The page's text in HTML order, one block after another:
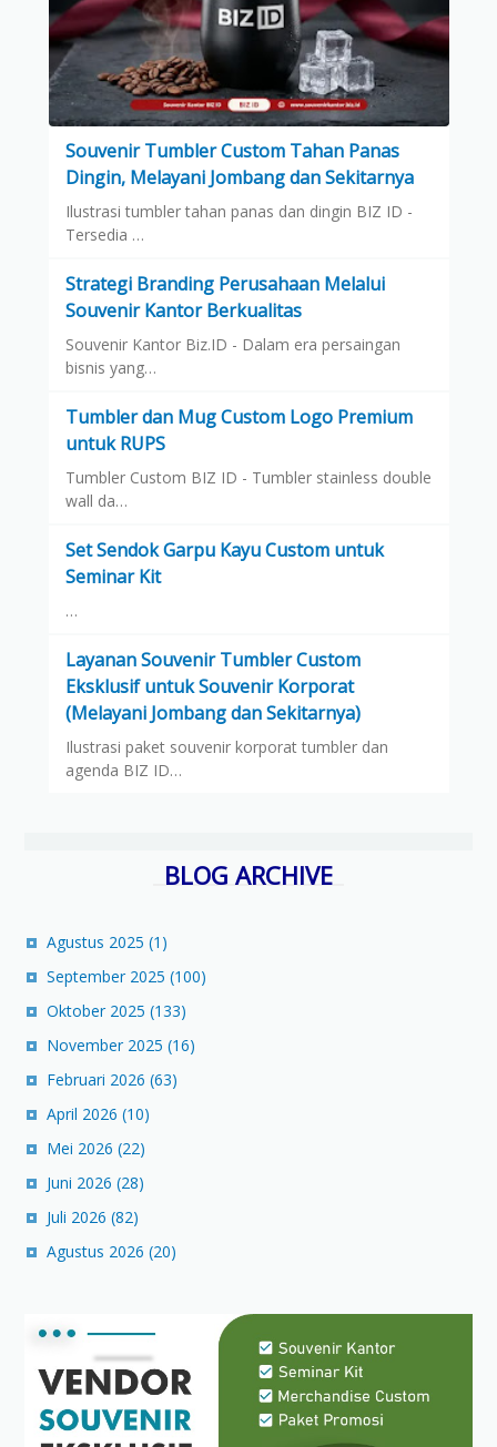
Souvenir Tumbler Custom Tahan Panas
Dingin, Melayani Jombang dan Sekitarnya
Ilustrasi tumbler tahan panas dan dingin BIZ ID -
Tersedia …
Strategi Branding Perusahaan Melalui
Souvenir Kantor Berkualitas
Souvenir Kantor Biz.ID - Dalam era persaingan
bisnis yang…
Tumbler dan Mug Custom Logo Premium
untuk RUPS
Tumbler Custom BIZ ID - Tumbler stainless double
wall da…
Set Sendok Garpu Kayu Custom untuk
Seminar Kit
…
Layanan Souvenir Tumbler Custom
Eksklusif untuk Souvenir Korporat
(Melayani Jombang dan Sekitarnya)
Ilustrasi paket souvenir korporat tumbler dan
agenda BIZ ID…
BLOG ARCHIVE
Agustus 2025 (1)
September 2025 (100)
Oktober 2025 (133)
November 2025 (16)
Februari 2026 (63)
April 2026 (10)
Mei 2026 (22)
Juni 2026 (28)
Juli 2026 (82)
Agustus 2026 (20)